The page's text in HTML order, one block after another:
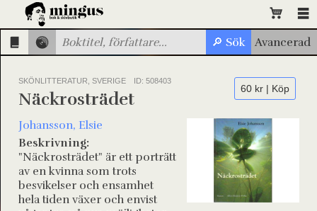
SKÖNLITTERATUR, SVERIGE ID: 508403
60 kr | Köp
Näckrosträdet
Johansson, Elsie
Beskrivning:
"Näckrosträdet" är ett porträtt
av en kvinna som trots
besvikelser och ensamhet
hela tiden växer och envist